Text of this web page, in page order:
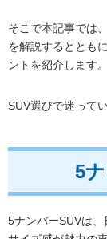
そこで本記事では
を解説するととも
ントを紹介します。
SUV選びで迷って
5
5ナンバーSUVは